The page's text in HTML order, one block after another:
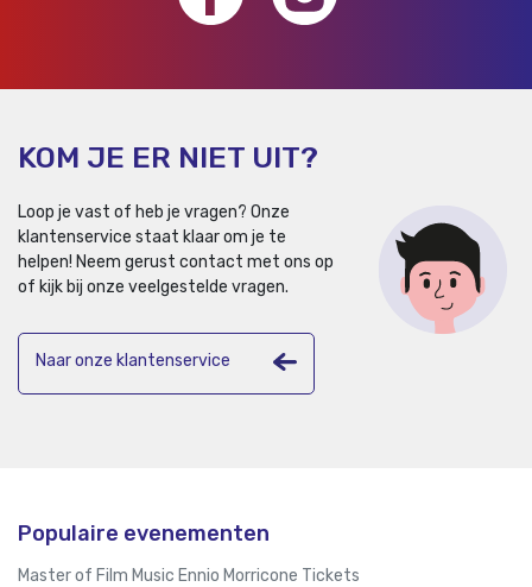
KOM JE ER NIET UIT?
Loop je vast of heb je vragen? Onze
klantenservice staat klaar om je te
helpen! Neem gerust contact met ons op
of kijk bij onze veelgestelde vragen.
Naar onze klantenservice
Populaire evenementen
Master of Film Music Ennio Morricone Tickets